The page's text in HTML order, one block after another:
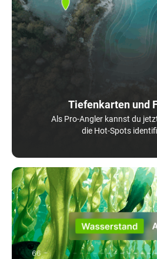
Tiefenkarten und
Als Pro-Angler kannst du
die Hot-Spots